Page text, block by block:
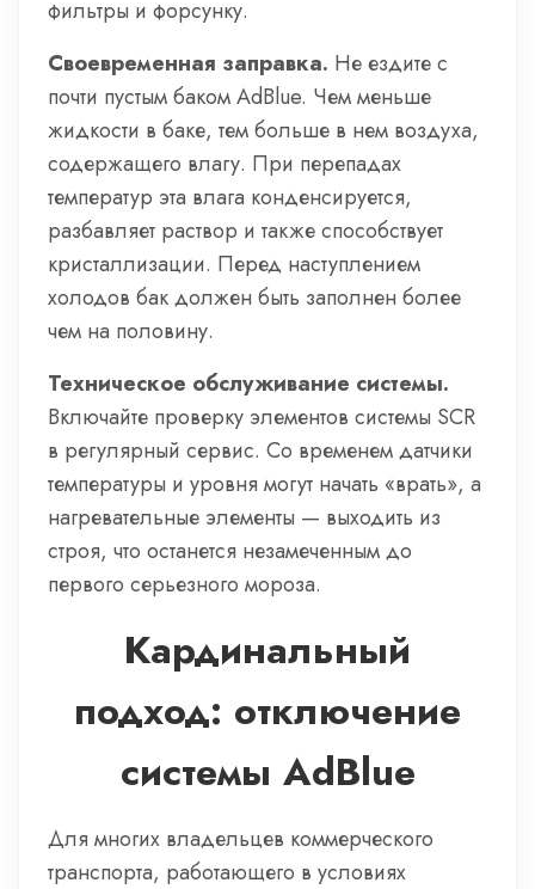
фильтры и форсунку.
Своевременная заправка. Не ездите с
почти пустым баком AdBlue. Чем меньше
жидкости в баке, тем больше в нем воздуха,
содержащего влагу. При перепадах
температур эта влага конденсируется,
разбавляет раствор и также способствует
кристаллизации. Перед наступлением
холодов бак должен быть заполнен более
чем на половину.
Техническое обслуживание системы.
Включайте проверку элементов системы SCR
в регулярный сервис. Со временем датчики
температуры и уровня могут начать «врать», а
нагревательные элементы — выходить из
строя, что останется незамеченным до
первого серьезного мороза.
Кардинальный
подход: отключение
системы AdBlue
Для многих владельцев коммерческого
транспорта, работающего в условиях